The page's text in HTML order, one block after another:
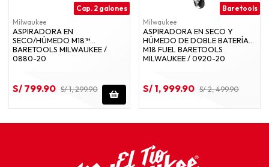
Cap. 2 galones
Milwaukee
ASPIRADORA EN
SECO/HÚMEDO M18™
BARETOOLS MILWAUKEE /
0880-20
S/ 799.90 S/ 1, 299.90
Baretools
Milwaukee
ASPIRADORA EN SECO Y
HÚMEDO DE DOBLE BATERÍA
M18 FUEL BARETOOLS
MILWAUKEE / 0920-20
S/ 1, 999.90 S/ 2, 499.90